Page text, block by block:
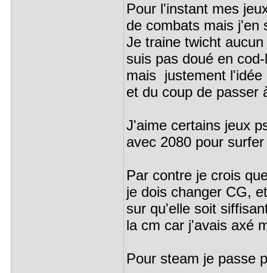
Pour l'instant mes
de combats mais j'en
Je traine twicht
suis pas doué en
mais justement l'idée
et du coup de passer
J'aime certains jeux
avec 2080 pour
Par contre je crois
je dois changer CG,
sur qu'elle soit
la cm car j'avais axé
Pour steam je passe